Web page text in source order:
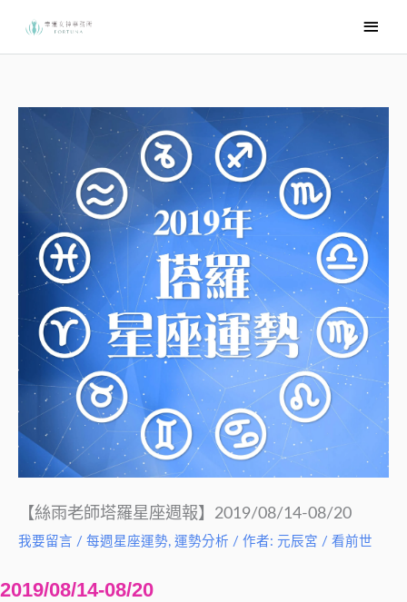
要
單
【絲雨老師塔羅星座週報】2019/08/14-08/20
我要留言 / 每週星座運勢, 運勢分析 / 作者: 元辰宮 / 看前世
2019/08/14-08/20